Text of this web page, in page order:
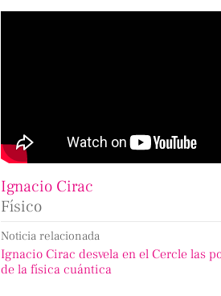
Ignacio Cirac
Físico
Noticia relacionada
Ignacio Cirac desvela en el Cercle las
de la física cuántica